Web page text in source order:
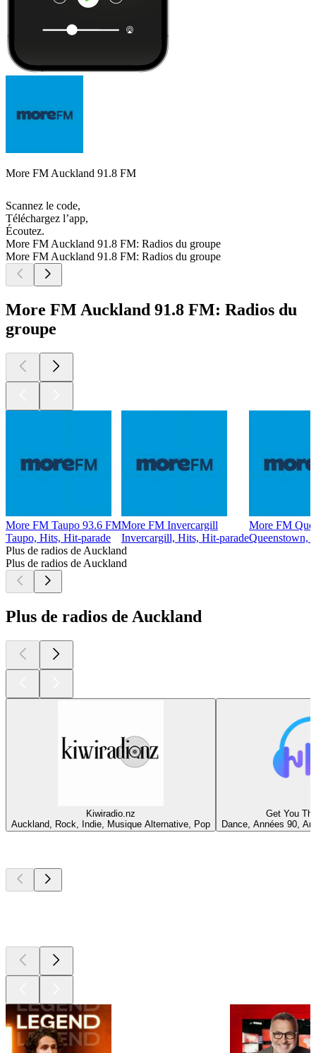
More FM Auckland 91.8 FM
Scannez le code,
Téléchargez l’app,
Écoutez.
More FM Auckland 91.8 FM: Radios du groupe
More FM Auckland 91.8 FM: Radios du groupe
More FM Auckland 91.8 FM: Radios du
groupe
More FM Taupo 93.6 FM
Taupo, Hits, Hit-parade
More FM Invercargill
Invercargill, Hits, Hit-parade
More FM
Queenstown,
Plus de radios de Auckland
Plus de radios de Auckland
Plus de radios de Auckland
Kiwiradio.nz
Auckland, Rock, Indie, Musique Alternative, Pop
Get You
Dance, Années 90,